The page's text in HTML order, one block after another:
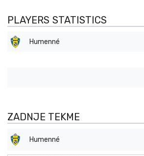
PLAYERS STATISTICS
Humenné
ZADNJE TEKME
Humenné